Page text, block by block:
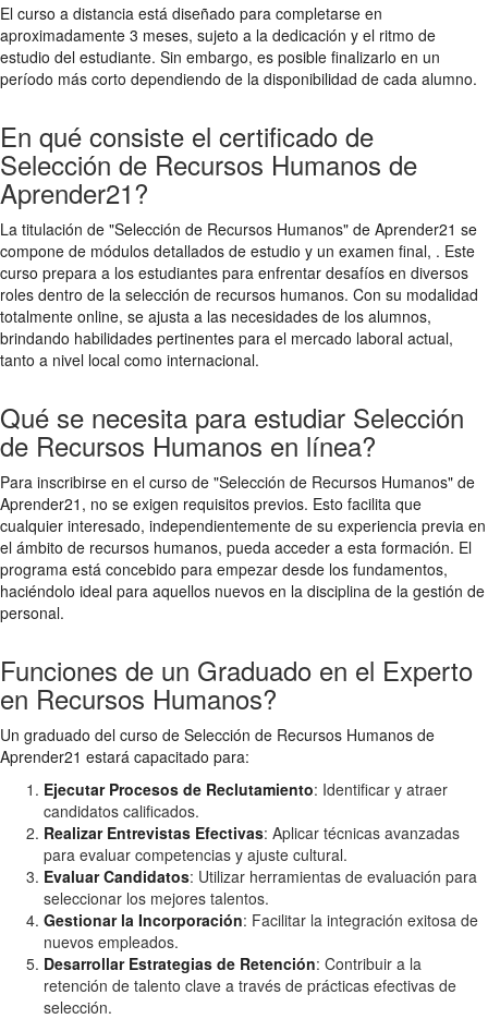
El curso a distancia está diseñado para completarse en
aproximadamente 3 meses, sujeto a la dedicación y el ritmo de
estudio del estudiante. Sin embargo, es posible finalizarlo en un
período más corto dependiendo de la disponibilidad de cada alumno.
En qué consiste el certificado de
Selección de Recursos Humanos de
Aprender21?
La titulación de "Selección de Recursos Humanos" de Aprender21 se
compone de módulos detallados de estudio y un examen final, . Este
curso prepara a los estudiantes para enfrentar desafíos en diversos
roles dentro de la selección de recursos humanos. Con su modalidad
totalmente online, se ajusta a las necesidades de los alumnos,
brindando habilidades pertinentes para el mercado laboral actual,
tanto a nivel local como internacional.
Qué se necesita para estudiar Selección
de Recursos Humanos en línea?
Para inscribirse en el curso de "Selección de Recursos Humanos" de
Aprender21, no se exigen requisitos previos. Esto facilita que
cualquier interesado, independientemente de su experiencia previa en
el ámbito de recursos humanos, pueda acceder a esta formación. El
programa está concebido para empezar desde los fundamentos,
haciéndolo ideal para aquellos nuevos en la disciplina de la gestión de
personal.
Funciones de un Graduado en el Experto
en Recursos Humanos?
Un graduado del curso de Selección de Recursos Humanos de
Aprender21 estará capacitado para:
Ejecutar Procesos de Reclutamiento: Identificar y atraer
candidatos calificados.
Realizar Entrevistas Efectivas: Aplicar técnicas avanzadas
para evaluar competencias y ajuste cultural.
Evaluar Candidatos: Utilizar herramientas de evaluación para
seleccionar los mejores talentos.
Gestionar la Incorporación: Facilitar la integración exitosa de
nuevos empleados.
Desarrollar Estrategias de Retención: Contribuir a la
retención de talento clave a través de prácticas efectivas de
selección.